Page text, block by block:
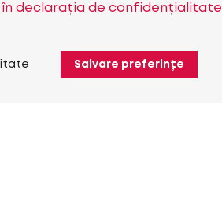
în declarația de confidențialitate
Salvare preferințe